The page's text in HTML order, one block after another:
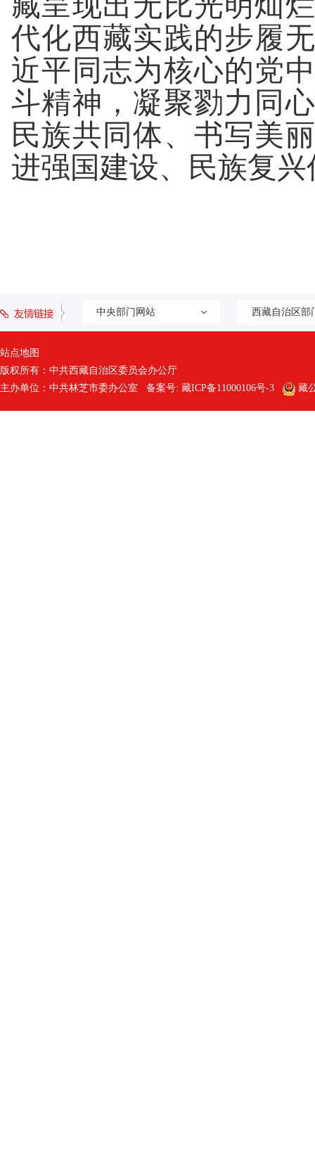
代化西藏实践的步履
近平同志为核心的党
斗精神，凝聚勠力同
民族共同体、书写美
进强国建设、民族复
中央部门网站 西藏自治区部
站点地图
版权所有：中共西藏自治区委员会办公厅
主办单位：中共林芝市委办公室 备案号: 藏ICP备11000106号-3 藏